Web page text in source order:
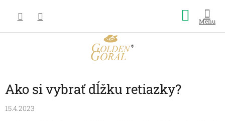
obsah
košík
Ako si vybrať dĺžku retiazky?
15.4.2023